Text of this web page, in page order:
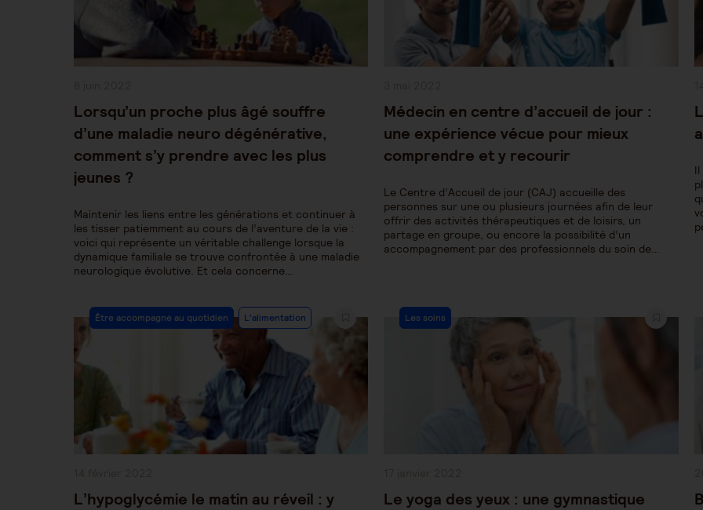
Lorsqu’un proche plus âgé souffre
d’une maladie neuro dégénérative,
comment s’y prendre avec les plus
jeunes ?
Maintenir les liens entre les générations et continuer à
les tisser patiemment au cours de l’aventure de la vie :
voici qui représente un véritable challenge lorsque la
dynamique familiale se trouve confrontée à une maladie
neurologique évolutive. Et cela concerne…
Médecin en centre d’accueil de jour :
une expérience vécue pour mieux
comprendre et y recourir
Le Centre d’Accueil de jour (CAJ) accueille des
personnes sur une ou plusieurs journées afin de leur
offrir des activités thérapeutiques et de loisirs, un
partage en groupe, ou encore la possibilité d’un
accompagnement par des professionnels du soin de…
Post
Category:
Être accompagné au quotidien L'alimentation
L’hypoglycémie le matin au réveil : y
Post
Category:
Les soins
Le yoga des yeux : une gymnastique